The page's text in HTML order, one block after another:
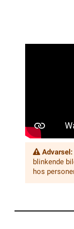
Advarsel:
blinkende
hos